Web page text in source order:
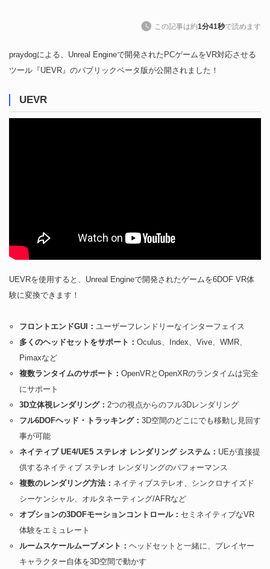
この記事は約1分41秒で読めます
praydogによる、Unreal Engineで開発されたPCゲームをVR対応させる
ツール『UEVR』のパブリックベータ版が公開されました！
UEVR
UEVRを使用すると、Unreal Engineで開発されたゲームを6DOF VR体
験に変換できます！
フロントエンドGUI： ユーザーフレンドリーなインターフェイス
多くのヘッドセットをサポート： Oculus、Index、Vive、WMR、
Pimaxなど
複数ランタイムのサポート： OpenVRとOpenXRのランタイムは完全
にサポート
3D立体視レンダリング： 2つの視点からのフル3Dレンダリング
フル6DOFヘッド・トラッキング： 3D空間のどこにでも移動し見回す
事が可能
ネイティブ UE4/UE5 ステレオ レンダリング システム： UEが直接提
供するネイティブ ステレオ レンダリングのパフォーマンス
複数のレンダリング方法： ネイティブステレオ、シンクロナイズド
シーケンシャル、オルタネーティング/AFRなど
オプションの3DOFモーションコントロール： セミネイティブなVR
体験をエミュレート
ルームスケールムーブメント： ヘッドセットと一緒に、プレイヤー
キャラクター自体を3D空間で動かす